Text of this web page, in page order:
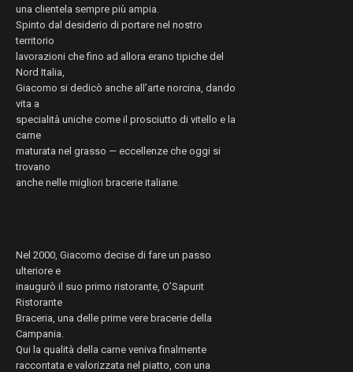
una clientela sempre più ampia.
Spinto dal desiderio di portare nel nostro
territorio
lavorazioni che fino ad allora erano tipiche del
Nord Italia,
Giacomo si dedicò anche all’arte norcina, dando
vita a
specialità uniche come il prosciutto di vitello e la
carne
maturata nel grasso — eccellenze che oggi si
trovano
anche nelle migliori bracerie italiane.
Nel 2000, Giacomo decise di fare un passo
ulteriore e
inaugurò il suo primo ristorante, O’Sapurit
Ristorante
Braceria, una delle prime vere bracerie della
Campania.
Qui la qualità della carne veniva finalmente
raccontata e valorizzata nel piatto, con una